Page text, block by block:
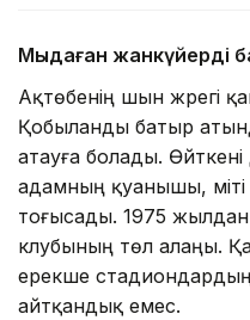
Мыңдаған
Ақтөбенің шын жүрегі
Қобыланды батыр
атауға болады.
адамның қуанышы,
тоғысады. 1975 жылдан
клубының төл алаңы.
ерекше стадиондардың
айтқандық емес.